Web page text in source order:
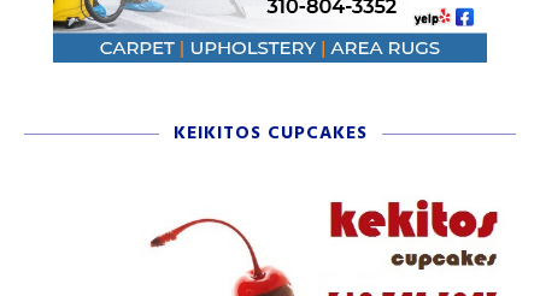
KEIKITOS CUPCAKES